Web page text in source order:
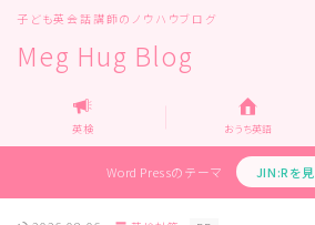
Meg Hug Blog
子ども英会話講師のノウハウブログ
MENU
Home
運営者情報
お問い合わせ
教育・メディア関係の企業様へ
英検 おうち英語
Word Pressのテーマ JIN:Rを